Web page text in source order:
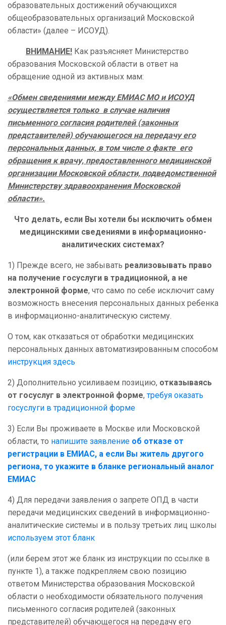
образовательных достижений обучающихся
общеобразовательных организаций Московской
области» (далее – ИСОУД).
ВНИМАНИЕ! Как разъясняет Министерство
образования Московской области в ответ на
обращение одной из активных мам:
«Обмен сведениями между ЕМИАС МО и ИСОУД
осуществляется только в случае наличия
письменного согласия родителей (законных
представителей) обучающегося на передачу его
персональных данных, в том числе о факте его
обращения к врачу, предоставленного медицинской
организации Московской области, подведомственной
Министерству здравоохранения Московской
области».
Что делать, если Вы хотели бы исключить обмен
медицинскими сведениями в информационно-
аналитических системах?
1) Прежде всего, не забывать реализовывать право
на получение госуслуги в традиционной, а не
электронной форме, что само по себе исключит саму
возможность внесения персональных данных ребенка
в информационно-аналитическую систему.
О том, как отказаться от обработки медицинских
персональных данных автоматизированным способом
инструкция здесь
2) Дополнительно усиливаем позицию, отказываясь
от госуслуг в электронной форме,требуя оказать
госуслуги в традиционной форме
3) Если Вы проживаете в Москве или Московской
области, то напишите заявление об отказе от
регистрации в ЕМИАС, а если Вы житель другого
региона, то укажите в бланке региональный аналог
ЕМИАС
4) Для передачи заявления о запрете ОПД в части
передачи медицинских сведений в информационно-
аналитические системы и в пользу третьих лиц школы
используем этот бланк
(или берем этот же бланк из инструкции по ссылке в
пункте 1), а также подкрепляем свою позицию
ответом Министерства образования Московской
области о необходимости обязательного получения
письменного согласия родителей (законных
представителей) обучающегося на передачу его